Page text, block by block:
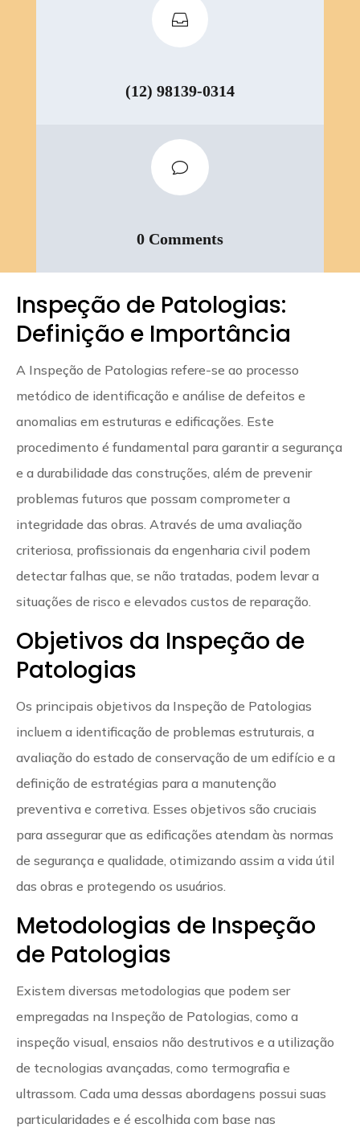

(12) 98139-0314
v
0 Comments
Inspeção de Patologias:
Definição e Importância
A Inspeção de Patologias refere-se ao processo
metódico de identificação e análise de defeitos e
anomalias em estruturas e edificações. Este
procedimento é fundamental para garantir a segurança
e a durabilidade das construções, além de prevenir
problemas futuros que possam comprometer a
integridade das obras. Através de uma avaliação
criteriosa, profissionais da engenharia civil podem
detectar falhas que, se não tratadas, podem levar a
situações de risco e elevados custos de reparação.
Objetivos da Inspeção de
Patologias
Os principais objetivos da Inspeção de Patologias
incluem a identificação de problemas estruturais, a
avaliação do estado de conservação de um edifício e a
definição de estratégias para a manutenção
preventiva e corretiva. Esses objetivos são cruciais
para assegurar que as edificações atendam às normas
de segurança e qualidade, otimizando assim a vida útil
das obras e protegendo os usuários.
Metodologias de Inspeção
de Patologias
Existem diversas metodologias que podem ser
empregadas na Inspeção de Patologias, como a
inspeção visual, ensaios não destrutivos e a utilização
de tecnologias avançadas, como termografia e
ultrassom. Cada uma dessas abordagens possui suas
particularidades e é escolhida com base nas